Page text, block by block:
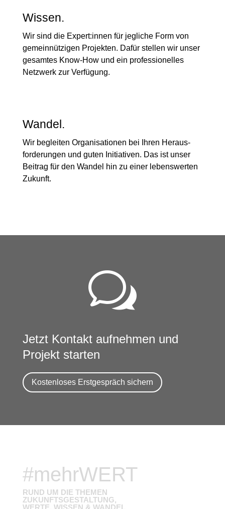
Wissen.
Wir sind die Expert:innen für jegliche Form von
gemein­nützigen Projekten. Dafür stellen wir unser
gesamtes Know-How und ein professio­nelles
Netzwerk zur Verfügung.
Wandel.
Wir begleiten Organi­sationen bei Ihren Heraus­
forderungen und guten Initiativen. Das ist unser
Beitrag für den Wandel hin zu einer lebens­werten
Zukunft.
w
Jetzt Kontakt aufnehmen und
Projekt starten
Kostenloses Erstgespräch sichern
#mehrWERT
RUND UM DIE THEMEN
ZUKUNFTSGESTALTUNG,